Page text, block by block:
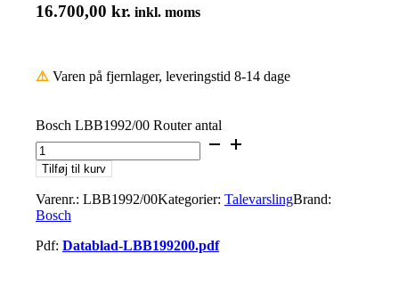
16.700,00 kr. inkl. moms
⚠️ Varen på fjernlager, leveringstid 8-14 dage
Bosch LBB1992/00 Router antal
Tilføj til kurv
Varenr.: LBB1992/00Kategorier: TalevarslingBrand:
Bosch
Pdf: Datablad-LBB199200.pdf